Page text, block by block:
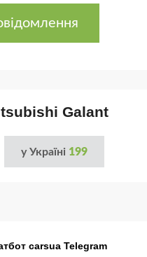
Galant
у Україні 199
carsua Telegram